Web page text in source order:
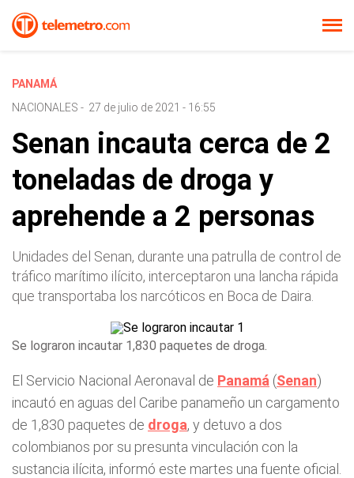
PANAMÁ
NACIONALES - 27 de julio de 2021 - 16:55
Senan incauta cerca de 2
toneladas de droga y
aprehende a 2 personas
Unidades del Senan, durante una patrulla de control de
tráfico marítimo ilícito, interceptaron una lancha rápida
que transportaba los narcóticos en Boca de Daira.
Se lograron incautar 1,830 paquetes de droga.
El Servicio Nacional Aeronaval de Panamá (Senan)
incautó en aguas del Caribe panameño un cargamento
de 1,830 paquetes de droga, y detuvo a dos
colombianos por su presunta vinculación con la
sustancia ilícita, informó este martes una fuente oficial.